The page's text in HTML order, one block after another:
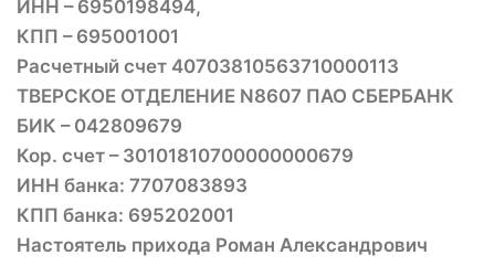
ИНН – 6950198494,
КПП – 695001001
Расчетный счет 40703810563710000113
ТВЕРСКОЕ ОТДЕЛЕНИЕ N8607 ПАО СБЕРБАНК
БИК – 042809679
Кор. счет – 30101810700000000679
ИНН банка: 7707083893
КПП банка: 695202001
Настоятель прихода Роман Александрович